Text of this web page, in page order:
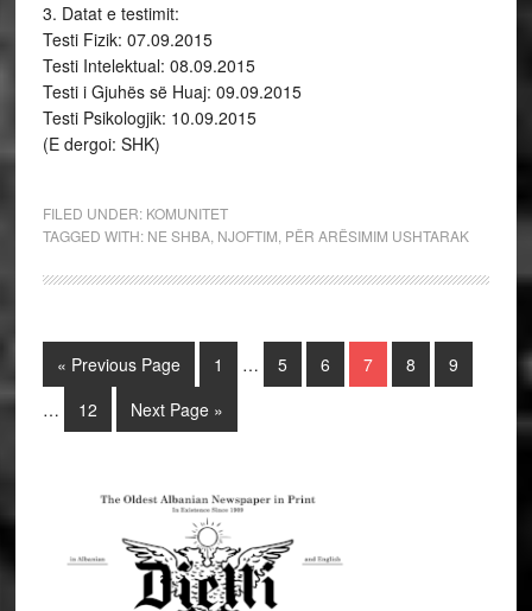
3. Datat e testimit:
Testi Fizik: 07.09.2015
Testi Intelektual: 08.09.2015
Testi i Gjuhës së Huaj: 09.09.2015
Testi Psikologjik: 10.09.2015
(E dergoi: SHK)
FILED UNDER: KOMUNITET
TAGGED WITH: NE SHBA, NJOFTIM PËR ARËSIMIM USHTARAK
« Previous Page 1 … 5 6 7 8
9
…
12 Next Page »